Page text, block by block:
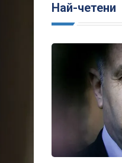
Най-четени